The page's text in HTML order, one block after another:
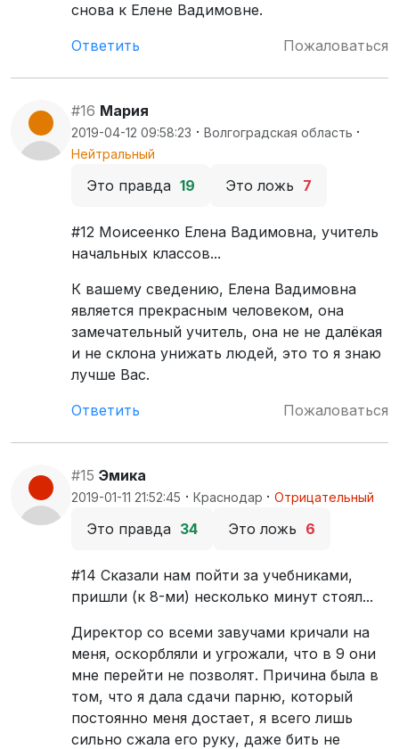
снова к Елене Вадимовне.
Ответить
Пожаловаться
#16 Мария
2019-04-12 09:58:23 · Волгоградская область ·
Нейтральный
Это правда 19 Это ложь 7
#12 Моисеенко Елена Вадимовна, учитель
начальных классов...
К вашему сведению, Елена Вадимовна
является прекрасным человеком, она
замечательный учитель, она не не далёкая
и не склона унижать людей, это то я знаю
лучше Вас.
Ответить
Пожаловаться
#15 Эмика
2019-01-11 21:52:45 · Краснодар · Отрицательный
Это правда 34 Это ложь 6
#14 Сказали нам пойти за учебниками,
пришли (к 8-ми) несколько минут стоял...
Директор со всеми завучами кричали на
меня, оскорбляли и угрожали, что в 9 они
мне перейти не позволят. Причина была в
том, что я дала сдачи парню, который
постоянно меня достает, я всего лишь
сильно сжала его руку, даже бить не